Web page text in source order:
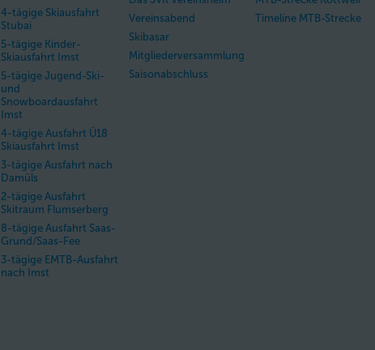
4-tägige Skiausfahrt
Stubai
5-tägige Kinder-
Skiausfahrt Imst
5-tägige Jugend-Ski-
und
Snowboardausfahrt
Imst
4-tägige Ausfahrt Ü18
Skiausfahrt Imst
3-tägige Ausfahrt nach
Damüls
2-tägige Ausfahrt
Skitraum Flumserberg
8-tägige Ausfahrt Saas-
Grund/Saas-Fee
3-tägige EMTB-Ausfahrt
nach Imst
Vereinsabend
Skibasar
Mitgliederversammlung
Saisonabschluss
Timeline MTB-Strecke